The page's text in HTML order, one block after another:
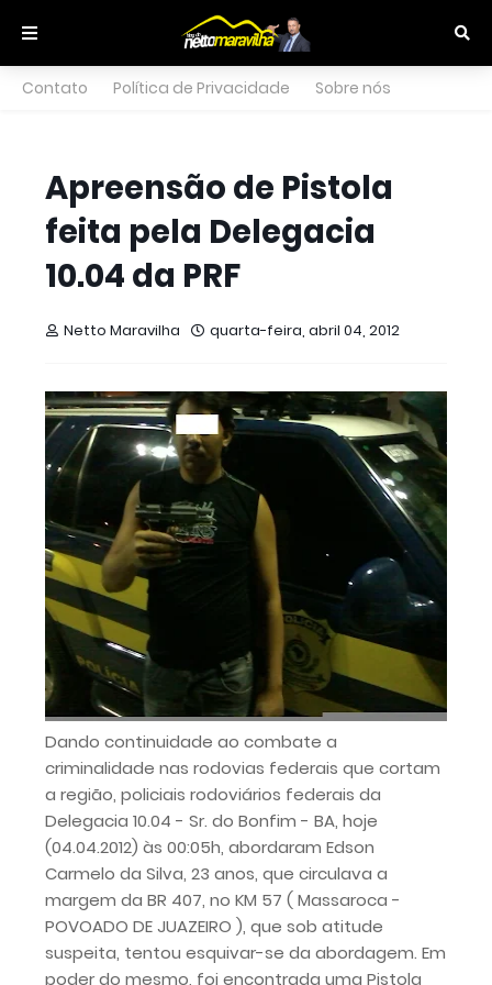
Contato Política de Privacidade Sobre nós
Apreensão de Pistola
feita pela Delegacia
Netto Maravilha quarta-feira, abril 04, 2012
Dando continuidade ao combate a
criminalidade nas rodovias federais que cortam
a região, policiais rodoviários federais da
Delegacia 10.04 - Sr. do Bonfim - BA, hoje
(04.04.2012) às 00:05h, abordaram Edson
Carmelo da Silva, 23 anos, que circulava a
margem da BR 407, no KM 57 ( Massaroca -
POVOADO DE JUAZEIRO ), que sob atitude
suspeita, tentou esquivar-se da abordagem. Em
poder do mesmo, foi encontrada uma Pistola